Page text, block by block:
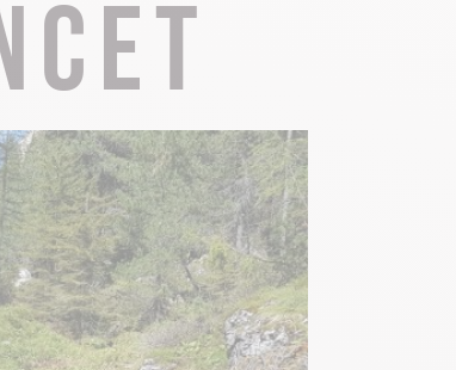
Know-how